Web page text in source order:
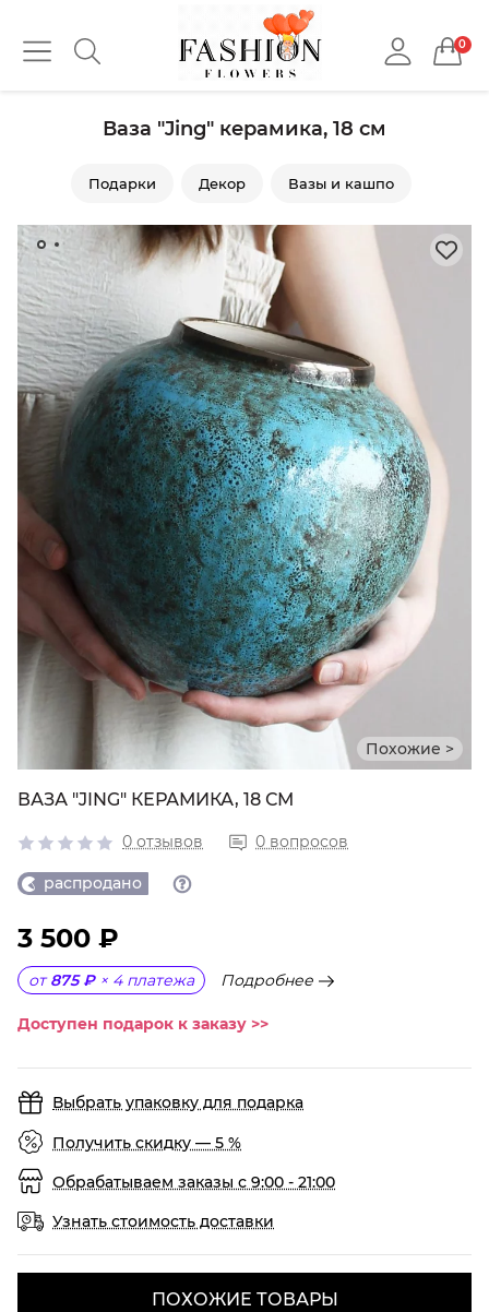
0
Ваза "Jing" керамика, 18 см
Подарки Декор Вазы и кашпо
Похожие >
ВАЗА "JING" КЕРАМИКА, 18 СМ
0 отзывов 0 вопросов
распродано
3 500 ₽
от 875 ₽ × 4 платежа Подробнее
Доступен подарок к заказу >>
Выбрать упаковку для подарка
Получить скидку — 5 %
Обрабатываем заказы с 9:00 - 21:00
Узнать стоимость доставки
ПОХОЖИЕ ТОВАРЫ